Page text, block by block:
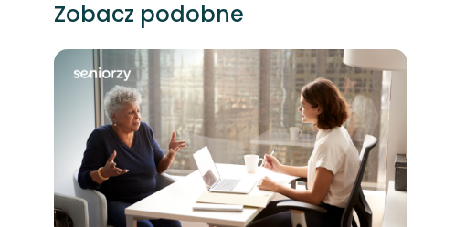
Zobacz podobne